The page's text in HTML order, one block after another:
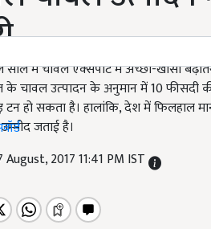
में चावल एक्‍सपोर्ट में अच्‍छी-खासी
के चावल उत्‍पादन के अनुमान में 10 फीसदी
टन हो सकता है। हालांकि, देश में फिलहाल
जताई है।
2017 11:41 PM IST